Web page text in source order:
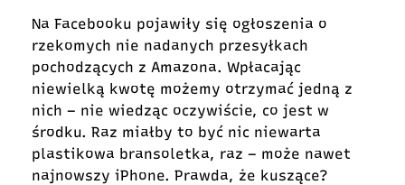
Na Facebooku pojawiły się ogłoszenia o
rzekomych nie nadanych przesyłkach
pochodzących z Amazona. Wpłacając
niewielką kwotę możemy otrzymać jedną z
nich – nie wiedząc oczywiście, co jest w
środku. Raz miałby to być nic niewarta
plastikowa bransoletka, raz – może nawet
najnowszy iPhone. Prawda, że kuszące?